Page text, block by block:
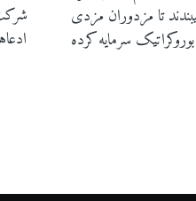
تا مزدوران مزدی